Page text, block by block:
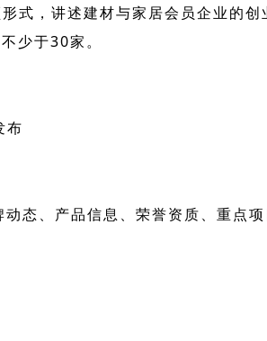
式，讲述建材与家居会员企业的
少于30家。
布
态、产品信息、荣誉资质、重点